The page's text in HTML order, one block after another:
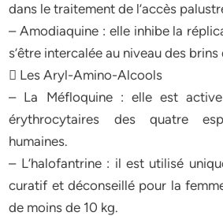
dans le traitement de l’accès
– Amodiaquine : elle inhibe la
s’être intercalée au niveau des
 Les Aryl-Amino-Alcools
– La Méfloquine : elle est
érythrocytaires des quatre
humaines.
– L’halofantrine : il est utilisé
curatif et déconseillé pour la
de moins de 10 kg.